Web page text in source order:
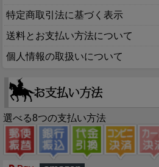
特定商取引法に基づく表示
送料とお支払い方法について
個人情報の取扱いについて
選べる8つの支払い方法